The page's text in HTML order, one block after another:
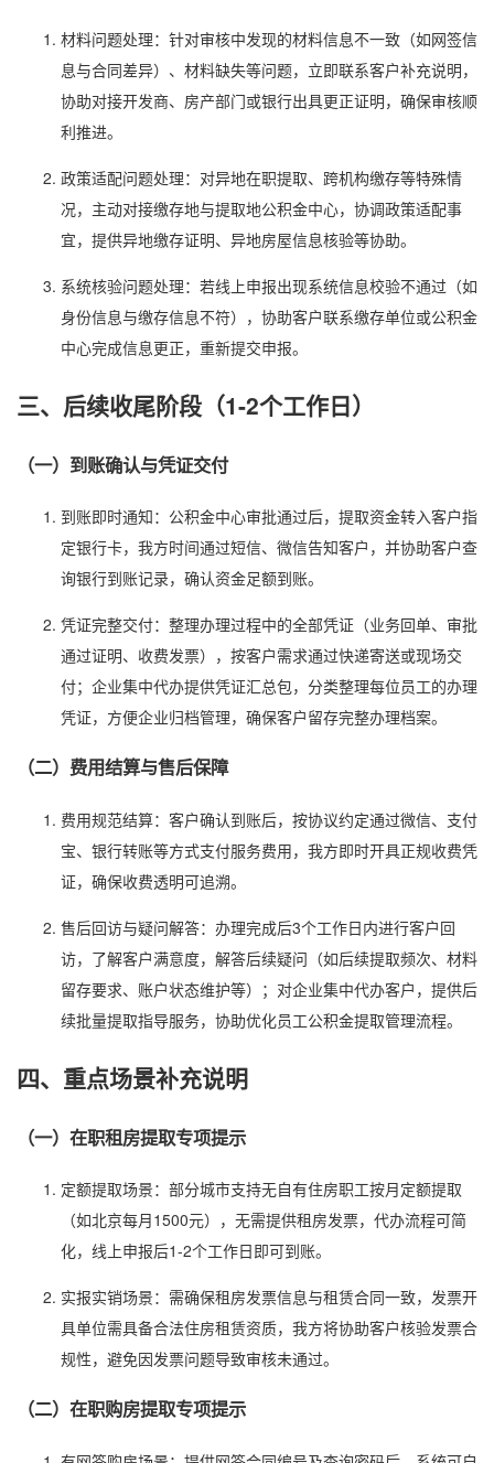
材料问题处理：针对审核中发现的材料信息不一致（如网签信
息与合同差异）、材料缺失等问题，立即联系客户补充说明，
协助对接开发商、房产部门或银行出具更正证明，确保审核顺
利推进。
政策适配问题处理：对异地在职提取、跨机构缴存等特殊情
况，主动对接缴存地与提取地公积金中心，协调政策适配事
宜，提供异地缴存证明、异地房屋信息核验等协助。
系统核验问题处理：若线上申报出现系统信息校验不通过（如
身份信息与缴存信息不符），协助客户联系缴存单位或公积金
中心完成信息更正，重新提交申报。
三、后续收尾阶段（1-2个工作日）
（一）到账确认与凭证交付
到账即时通知：公积金中心审批通过后，提取资金转入客户指
定银行卡，我方时间通过短信、微信告知客户，并协助客户查
询银行到账记录，确认资金足额到账。
凭证完整交付：整理办理过程中的全部凭证（业务回单、审批
通过证明、收费发票），按客户需求通过快递寄送或现场交
付；企业集中代办提供凭证汇总包，分类整理每位员工的办理
凭证，方便企业归档管理，确保客户留存完整办理档案。
（二）费用结算与售后保障
费用规范结算：客户确认到账后，按协议约定通过微信、支付
宝、银行转账等方式支付服务费用，我方即时开具正规收费凭
证，确保收费透明可追溯。
售后回访与疑问解答：办理完成后3个工作日内进行客户回
访，了解客户满意度，解答后续疑问（如后续提取频次、材料
留存要求、账户状态维护等）；对企业集中代办客户，提供后
续批量提取指导服务，协助优化员工公积金提取管理流程。
四、重点场景补充说明
（一）在职租房提取专项提示
定额提取场景：部分城市支持无自有住房职工按月定额提取
（如北京每月1500元），无需提供租房发票，代办流程可简
化，线上申报后1-2个工作日即可到账。
实报实销场景：需确保租房发票信息与租赁合同一致，发票开
具单位需具备合法住房租赁资质，我方将协助客户核验发票合
规性，避免因发票问题导致审核未通过。
（二）在职购房提取专项提示